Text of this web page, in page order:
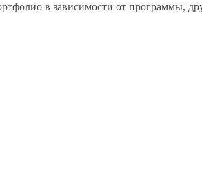
в зависимости от программы,